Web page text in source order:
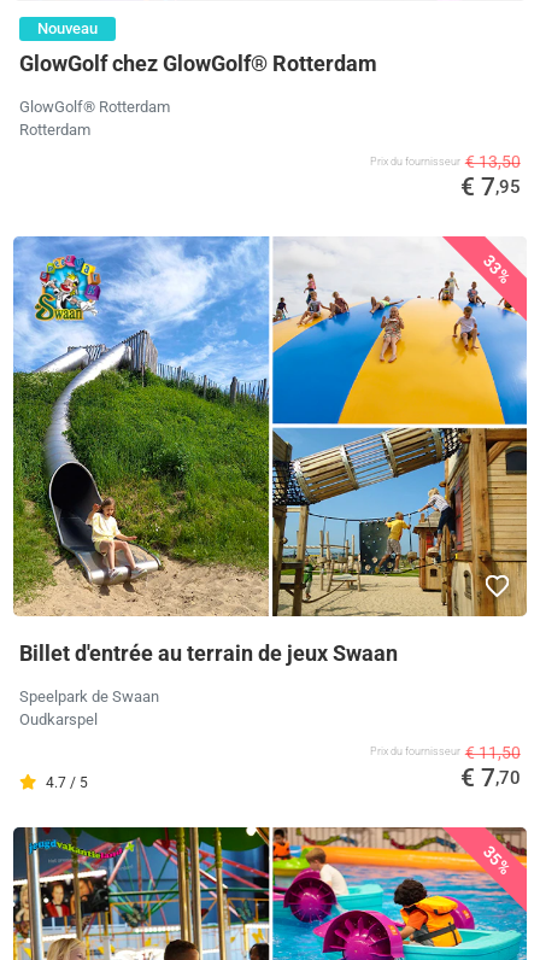
Nouveau
GlowGolf chez GlowGolf® Rotterdam
GlowGolf® Rotterdam
Rotterdam
Prix ​​du fournisseur € 13,50
€ 7,95
33%
Billet d'entrée au terrain de jeux Swaan
Speelpark de Swaan
Oudkarspel
4.7 / 5
Prix ​​du fournisseur € 11,50
€ 7,70
35%